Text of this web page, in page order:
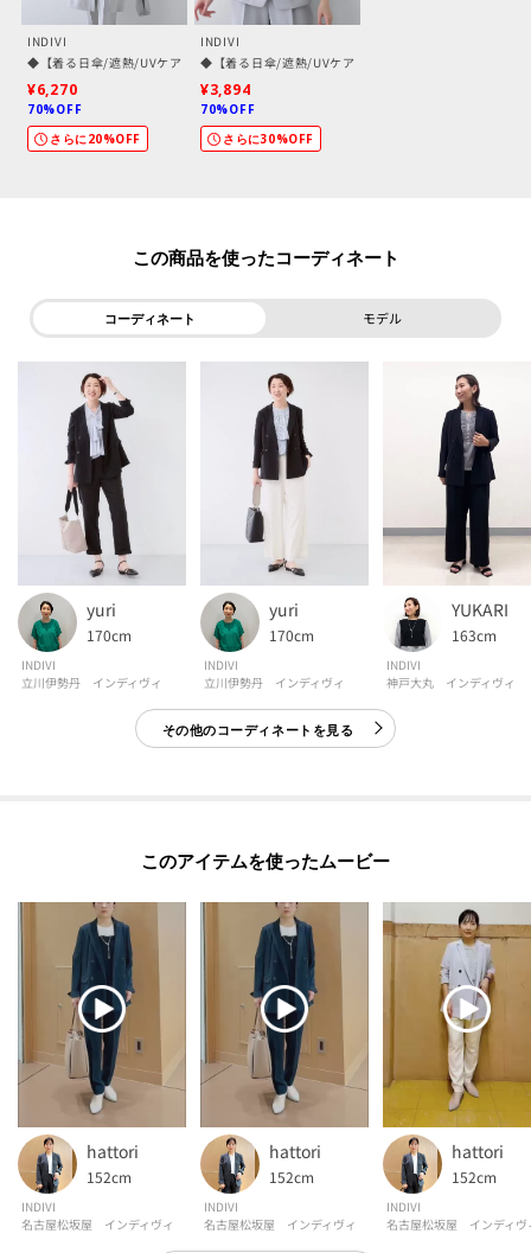
ダブルジャケット：127－42302
ジレジャケット：127－42305
テーパードパンツ：127－62306
ワイドパンツ：127－62102
ストレートスカート：127－72101
適度な落ち感を持ったヴィンテージ感のあるナチュラルな表情が特徴の素材
になります。
適度なストレッチ性を持ったリラクシーな着心地に、
シワになりづらいイージーケア性／遮熱性／UVケア性／吸水速乾性／接触冷
感性も兼ね備えた素材になっております。
【仕様】
・ポケット数：横×2
・裏地なし
※この製品は、太陽光線中の紫外線（UV）を通しにくくします。この効果は
永久的ではありません。
※この製品は、吸水速乾効果のある素材を使用しています。この効果は永久
的ではありません。
-・-・-・-・-・-・-・-・-・-・-・-・-・-・-・-・-・-・-・-・-・-
クリックして簡単に追加できます！
[おすすめPOINT]
お得な情報をGETできます！！
POINT.1
再入荷通知や、値下げ情報・在庫状況をメルマガにてお知らせ♪
マイページでお気に入り一覧をチェックでき、
自分だけのお買い物リストがつくれる♪
-・-・-・-・-・-・-・-・-・-・-・-・-・-・-・-・-・-・-・-・-・-
INDIVI
◆【着る日傘/遮熱/UVケア】ロングジレジャケット
¥6,270
70%OFF
さらに20%OFF
INDIVI
◆【着る日傘/遮熱/UVケア】ビスチェ風キャミトップス
¥3,894
70%OFF
さらに30%OFF
この商品を使った
コーディネート モデル
yuri
170cm
INDIVI
立川伊勢丹 インディヴィ
yuri
170cm
INDIVI
立川伊勢丹 インディヴィ
YUKARI
163cm
INDIVI
神戸大丸 インディヴィ
その他のコーディネートを見る
このアイテムを使ったムービー
hattori
152cm
INDIVI
名古屋松坂屋 インディヴィ
hattori
152cm
INDIVI
名古屋松坂屋 インディヴィ
hattori
152cm
INDIVI
名古屋松坂屋 インディヴ